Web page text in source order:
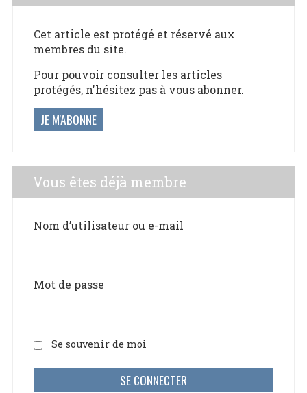
Cet article est protégé et réservé aux
membres du site.
Pour pouvoir consulter les articles
protégés, n'hésitez pas à vous abonner.
JE M'ABONNE
Vous êtes déjà membre
Nom d’utilisateur ou e-mail
Mot de passe
Se souvenir de moi